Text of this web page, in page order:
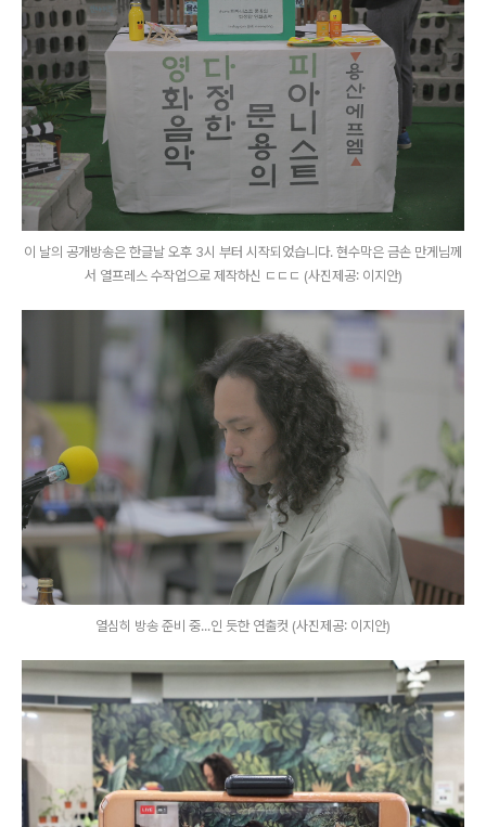
이 날의 공개방송은 한글날 오후 3시 부터 시작되었습니다. 현수막은 금손 만게님께
서 열프레스 수작업으로 제작하신 ㄷㄷㄷ (사진제공: 이지안)
열심히 방송 준비 중...인 듯한 연출컷 (사진제공: 이지안)